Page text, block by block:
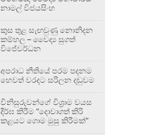
නාමල් විජයසිංහ
කුස තුළ සැඟවුණු නොනිදන
කම්හල – වෛද්‍ය සුගත්
විජේවර්ධන
අපරාධ නීතියේ පරම පදනම
හෙවත් වරදට සරිලන දඬුවම
විනිසුරුවන්ගේ විශ්‍රාම වයස
දීර්ඝ කිරීම “දොවාගත් කිරි
කළයට ගොම මුසු කිරීමක්”